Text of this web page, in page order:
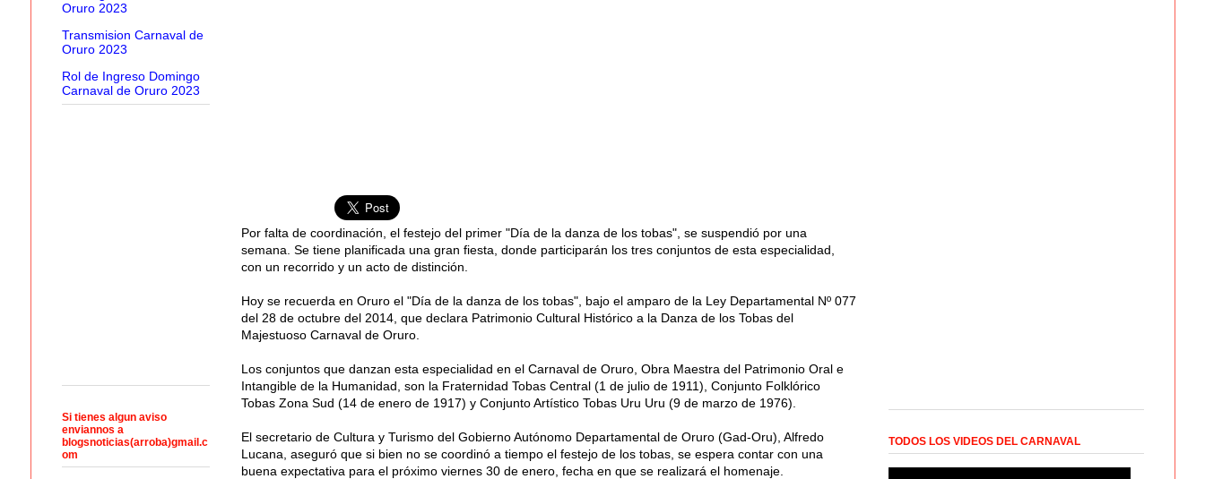
Por falta de coordinación, el festejo del primer "Día de la danza de los tobas", se suspendió por una
semana. Se tiene planificada una gran fiesta, donde participarán los tres conjuntos de esta especialidad,
con un recorrido y un acto de distinción.
Hoy se recuerda en Oruro el "Día de la danza de los tobas", bajo el amparo de la Ley Departamental Nº 077
del 28 de octubre del 2014, que declara Patrimonio Cultural Histórico a la Danza de los Tobas del
Majestuoso Carnaval de Oruro.
Los conjuntos que danzan esta especialidad en el Carnaval de Oruro, Obra Maestra del Patrimonio Oral e
Intangible de la Humanidad, son la Fraternidad Tobas Central (1 de julio de 1911), Conjunto Folklórico
Tobas Zona Sud (14 de enero de 1917) y Conjunto Artístico Tobas Uru Uru (9 de marzo de 1976).
El secretario de Cultura y Turismo del Gobierno Autónomo Departamental de Oruro (Gad-Oru), Alfredo
Lucana, aseguró que si bien no se coordinó a tiempo el festejo de los tobas, se espera contar con una
buena expectativa para el próximo viernes 30 de enero, fecha en que se realizará el homenaje.
Oruro 2023
Transmision Carnaval de
Oruro 2023
Rol de Ingreso Domingo
Carnaval de Oruro 2023
Si tienes algun aviso
enviannos a
blogsnoticias(arroba)gmail.c
om
TODOS LOS VIDEOS DEL CARNAVAL